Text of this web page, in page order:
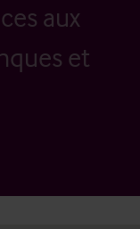
aux
et